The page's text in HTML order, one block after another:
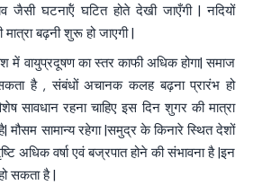
जैसी घटनाऍं घटित होते देखी जाएँगी | नदियों
बढ़नी शुरू हो जाएगी |
वायुप्रदूषण का स्तर काफी अधिक होगा| समाज
है , संबंधों अचानक कलह बढ़ना प्रारंभ हो
सावधान रहना चाहिए इस दिन शुगर की मात्रा
मौसम सामान्य रहेगा |समुद्र के किनारे स्थित देशों
अधिक वर्षा एवं बज्रपात होने की संभावना है |इन
सकता है |